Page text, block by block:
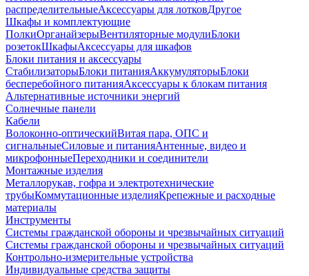
распределительныеАксессуары для лотковДругое
Шкафы и комплектующие
ПолкиОрганайзерыВентиляторные модулиБлоки
розетокШкафыАксессуары для шкафов
Блоки питания и аксессуары
СтабилизаторыБлоки питанияАккумуляторыБлоки
бесперебойного питанияАксессуары к блокам питания
Альтернативные источники энергий
Солнечные панели
Кабели
Волоконно-оптическийВитая пара, ОПС и
сигнальныеСиловые и питанияАнтенные, видео и
микрофонныеПереходники и соединители
Монтажные изделия
Металлорукав, гофра и электротехнические
трубыКоммутационные изделияКрепежные и расходные
материалы
Инструменты
Системы гражданской обороны и чрезвычайных ситуаций
Системы гражданской обороны и чрезвычайных ситуаций
Контрольно-измерительные устройства
Индивидуальные средства защиты